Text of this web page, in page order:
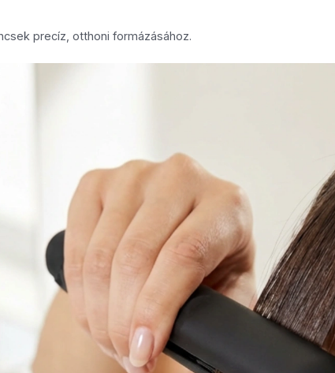
precíz, otthoni formázásához.